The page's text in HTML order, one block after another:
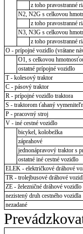
z toho pravostranné
N2, N2G s celkovou
z toho pravostranné
N3, N3G s celkovou
z toho pravostranné
O - prípojné vozidlo (vrátane
O1, s celkovou
ostatné prípojné vozidlo
T - kolesový traktor
C - pásový traktor
R - prípojné vozidlo traktora
S - traktorom ťahaný
P - pracovný stroj
V - iné cestné vozidlo
bicykel, kolobežka
záprahové
jednonápravový traktor s
ostatné iné cestné vozidlo
ELEK - električkové dráhové
TR - trolejbusové dráhové
ZE - železničné dráhové vozidlo
nezistený druh cestného vozidla
nezadané